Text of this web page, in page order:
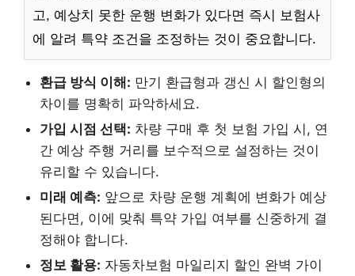
고, 예상치 못한 운행 변화가 있다면 즉시 보험사
에 알려 특약 조건을 조정하는 것이 중요합니다.
환급 방식 이해: 만기 환급형과 갱신 시 할인형의
차이를 명확히 파악하세요.
가입 시점 선택: 차량 구매 후 첫 보험 가입 시, 연
간 예상 주행 거리를 보수적으로 설정하는 것이
유리할 수 있습니다.
미래 예측: 앞으로 차량 운행 계획에 변화가 예상
된다면, 이에 맞춰 특약 가입 여부를 신중하게 결
정해야 합니다.
정보 활용: 자동차보험 마일리지 할인 완벽 가이